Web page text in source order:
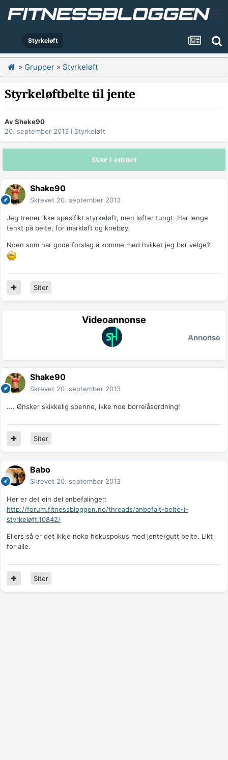
Styrkeløft
» Grupper » Styrkeløft
Styrkeløftbelte til jente
AvShake90
20. september 2013 i Styrkeløft
Svar i emnet
Shake90
Skrevet 20. september 2013
Jeg trener ikke spesifikt styrkeløft, men løfter tungt. Har lenge
tenkt på belte, for markløft og knebøy.
Noen som har gode forslag å komme med hvilket jeg bør velge?
Siter
Videoannonse
Annonse
Shake90
Skrevet 20. september 2013
.... Ønsker skikkelig spenne, ikke noe borrelåsordning!
Siter
Babo
Skrevet 20. september 2013
Her er det ein del anbefalinger:
http://forum.fitnessbloggen.no/threads/anbefalt-belte-i-
styrkeløft.10842/
Ellers så er det ikkje noko hokuspokus med jente/gutt belte. Likt
for alle.
Siter